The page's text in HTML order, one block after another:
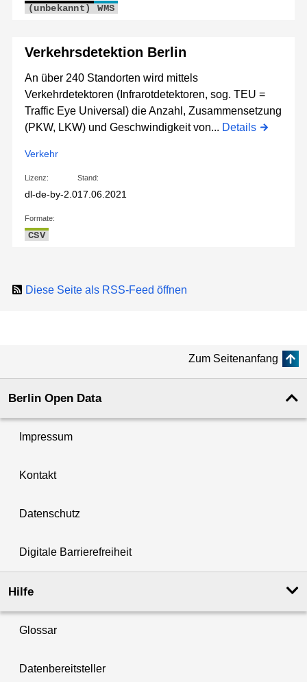
(unbekannt) WMS
Verkehrsdetektion Berlin
An über 240 Standorten wird mittels
Verkehrdetektoren (Infrarotdetektoren, sog. TEU =
Traffic Eye Universal) die Anzahl, Zusammensetzung
(PKW, LKW) und Geschwindigkeit von... Details
Verkehr
Lizenz:
dl-de-by-2.0
Stand:
17.06.2021
Formate:
CSV
Diese Seite als RSS-Feed öffnen
Zum Seitenanfang
Berlin Open Data
Impressum
Kontakt
Datenschutz
Digitale Barrierefreiheit
Hilfe
Glossar
Datenbereitsteller